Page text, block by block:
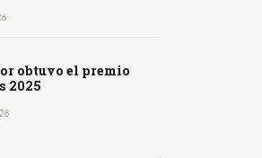
obtuvo el premio
2025